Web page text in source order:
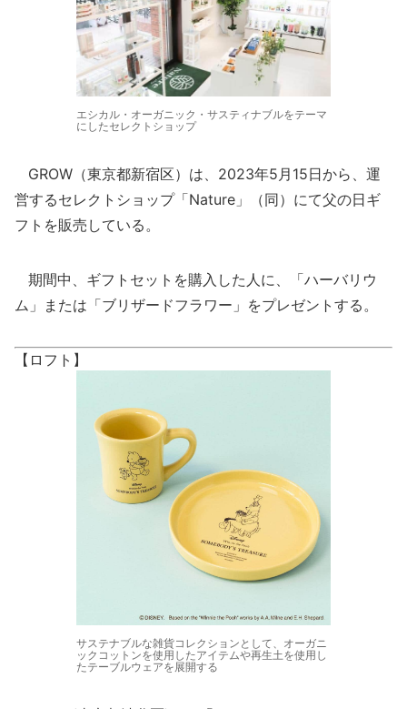
エシカル・オーガニック・サスティナブルをテーマ
にしたセレクトショップ
GROW（東京都新宿区）は、2023年5月15日から、運
営するセレクトショップ「Nature」（同）にて父の日ギ
フトを販売している。
期間中、ギフトセットを購入した人に、「ハーバリウ
ム」または「ブリザードフラワー」をプレゼントする。
【ロフト】
サステナブルな雑貨コレクションとして、オーガニ
ックコットンを使用したアイテムや再生土を使用し
たテーブルウェアを展開する